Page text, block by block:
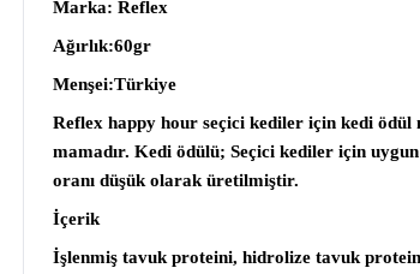
Marka: Reflex
Ağırlık:60gr
Menşei:Türkiye
Reflex happy hour seçici kediler için kedi ödül
mamadır. Kedi ödülü; Seçici kediler için
oranı düşük olarak üretilmiştir.
İçerik
İşlenmiş tavuk proteini, hidrolize tavuk